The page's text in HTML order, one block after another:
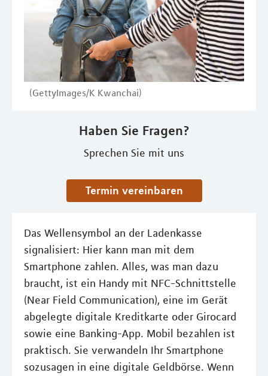
(GettyImages/K Kwanchai)
Haben Sie Fragen?
Sprechen Sie mit uns
Termin vereinbaren
Das Wellensymbol an der Ladenkasse
signalisiert: Hier kann man mit dem
Smartphone zahlen. Alles, was man dazu
braucht, ist ein Handy mit NFC-Schnittstelle
(Near Field Communication), eine im Gerät
abgelegte digitale Kreditkarte oder Girocard
sowie eine Banking-App. Mobil bezahlen ist
praktisch. Sie verwandeln Ihr Smartphone
sozusagen in eine digitale Geldbörse. Wenn